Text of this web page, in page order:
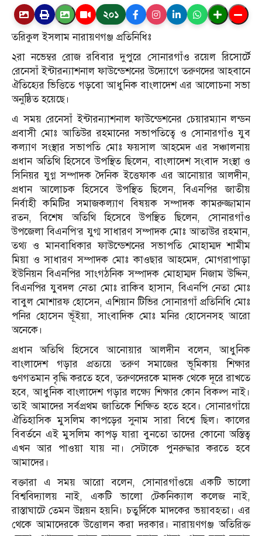
২০১
তরিকুল ইসলাম নারায়ণগঞ্জ প্রতিনিধিঃ
২রা নভেম্বর রোজ রবিবার দুপুরে সোনারগাঁও রয়েল রিসোর্টে
রেনেসাঁ ইন্টারন্যাশনাল ফাউন্ডেশনের উদ্যোগে তরুণদের আহবানে
ঐতিহ্যের ভিত্তিতে গড়বো আধুনিক বাংলাদেশ এর আলোচনা সভা
অনুষ্ঠিত হয়েছে।
এ সময় রেনেসাঁ ইন্টারন্যাশনাল ফাউন্ডেশনের চেয়ারম্যান লন্ডন
প্রবাসী মোঃ আতিউর রহমানের সভাপতিত্বে ও সোনারগাঁও যুব
কল্যাণ সংস্থার সভাপতি মোঃ ফয়সাল আহমেদ এর সঞ্চালনায়
প্রধান অতিথি হিসেবে উপস্থিত ছিলেন, বাংলাদেশ সংবাদ সংস্থা ও
সিনিয়র যুগ্ন সম্পাদক দৈনিক ইত্তেফাক এর আনোয়ার আলদীন,
প্রধান আলোচক হিসেবে উপস্থিত ছিলেন, বিএনপির জাতীয়
নির্বাহী কমিটির সমাজকল্যাণ বিষয়ক সম্পাদক কামরুজ্জামান
রতন, বিশেষ অতিথি হিসেবে উপস্থিত ছিলেন, সোনারগাঁও
উপজেলা বিএনপি’র যুগ্ম সাধারণ সম্পাদক মোঃ আতাউর রহমান,
তথ্য ও মানবাধিকার ফাউন্ডেশনের সভাপতি মোহাম্মদ শামীম
মিয়া ও সাধারণ সম্পাদক মোঃ কাওছার আহমেদ, মোগরাপাড়া
ইউনিয়ন বিএনপির সাংগঠনিক সম্পাদক মোহাম্মদ নিজাম উদ্দিন,
বিএনপির যুবদল নেতা মোঃ রাকিব হাসান, বিএনপি নেতা মোঃ
বাবুল মোশারফ হোসেন, এশিয়ান টিভির সোনারগাঁ প্রতিনিধি মোঃ
পনির হোসেন ভূঁইয়া, সাংবাদিক মোঃ মনির হোসেনসহ আরো
অনেকে।
প্রধান অতিথি হিসেবে আনোয়ার আলদীন বলেন, আধুনিক
বাংলাদেশ গড়ার প্রত্যয়ে তরুণ সমাজের ভূমিকায় শিক্ষার
গুণগতমান বৃদ্ধি করতে হবে, তরুণদেরকে মাদক থেকে দূরে রাখতে
হবে, আধুনিক বাংলাদেশ গড়ার লক্ষ্যে শিক্ষার কোন বিকল্প নাই।
তাই আমাদের সর্বপ্রথম জাতিকে শিক্ষিত হতে হবে। সোনারগাঁয়ে
ঐতিহাসিক মুসলিম কাপড়ের সুনাম সারা বিশ্বে ছিল। কালের
বিবর্তনে এই মুসলিম কাপড় যারা বুনতো তাদের কোনো অস্তিত্ব
এখন আর পাওয়া যায় না। সেটাকে পুনরুদ্ধার করতে হবে
আমাদের।
বক্তারা এ সময় আরো বলেন, সোনারগাঁওয়ে একটি ভালো
বিশ্ববিদ্যালয় নাই, একটি ভালো টেকনিক্যাল কলেজ নাই,
রাস্তাঘাটে তেমন উন্নয়ন হয়নি। চতুর্দিকে মাদকের ভয়াবহতা। এর
থেকে আমাদেরকে উত্তোলন করা দরকার। নারায়ণগঞ্জ অতিরিক্ত